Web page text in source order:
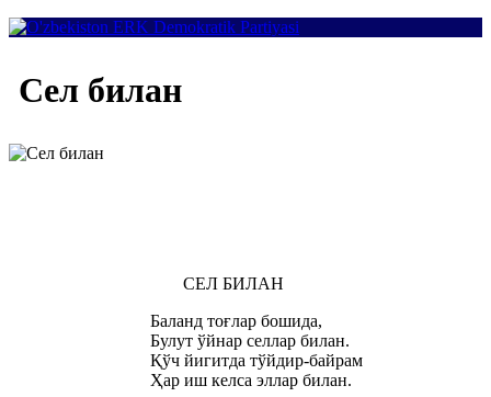
Сел билан
СЕЛ БИЛАН
Баланд тоғлар бошида,
Булут ўйнар селлар билан.
Қўч йигитда тўйдир-байрам
Ҳар иш келса эллар билан.